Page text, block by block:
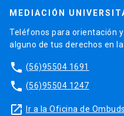
MEDIACIÓN
Teléfonos para orientación
alguno de tus derechos en
phone (56)95504 1691
phone (56)95504 1247
launch Ir a la Oficina de